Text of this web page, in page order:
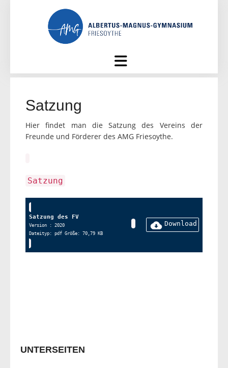
Satzung
Hier findet man die Satzung des Vereins der
Freunde und Förderer des AMG Friesoythe.
Satzung
Satzung des FV
Version : 2020
Dateityp: pdf Größe: 70,79 KB
Download
UNTERSEITEN